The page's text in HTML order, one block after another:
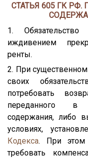
СТАТЬЯ 605 ГК
1.
иждивением
ренты.
2. При
своих
потребовать
переданного в
содержания, либо
условиях,
Кодекса. При этом
требовать